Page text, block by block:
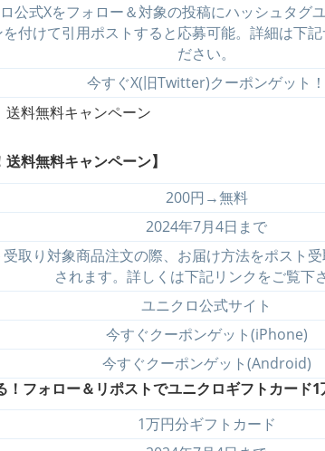
公式Xをフォロー＆対象の投稿にハッシュタグ
を付けて引用ポストすると応募可能。詳細は下
ださい。
今すぐX(旧Twitter)クーポンゲット！
送料無料キャンペーン】
200円→無料
2024年7月4日まで
取り対象商品注文の際、お届け方法をポスト
されます。詳しくは下記リンクをご覧下さ
ユニクロ公式サイト
今すぐクーポンゲット(iPhone)
今すぐクーポンゲット(Android)
！フォロー＆リポストでユニクロギフトカード1
1万円分ギフトカード